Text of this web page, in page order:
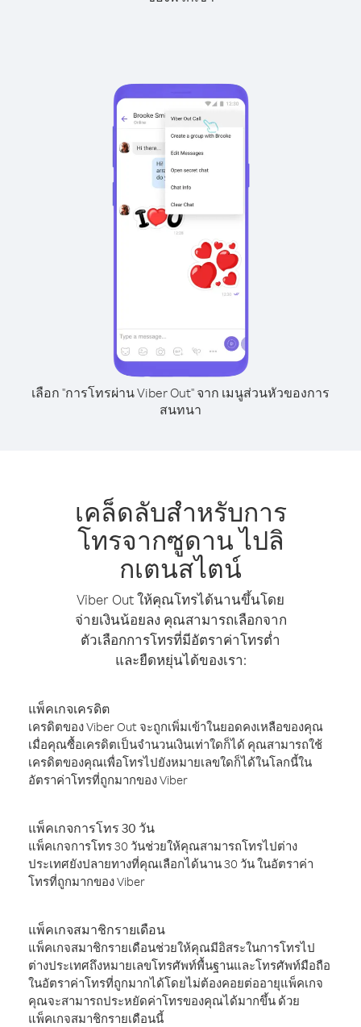
เลือก "การโทรผ่าน Viber Out" จาก เมนูส่วนหัวของการ
สนทนา
เคล็ดลับสำหรับการ
โทรจากซูดาน ไปลิ
กเตนสไตน์
Viber Out ให้คุณโทรได้นานขึ้นโดย
จ่ายเงินน้อยลง คุณสามารถเลือกจาก
ตัวเลือกการโทรที่มีอัตราค่าโทรต่ำ
และยืดหยุ่นได้ของเรา:
แพ็คเกจเครดิต
เครดิตของ Viber Out จะถูกเพิ่มเข้าในยอดคงเหลือของคุณ
เมื่อคุณซื้อเครดิตเป็นจำนวนเงินเท่าใดก็ได้ คุณสามารถใช้
เครดิตของคุณเพื่อโทรไปยังหมายเลขใดก็ได้ในโลกนี้ใน
อัตราค่าโทรที่ถูกมากของ Viber
แพ็คเกจการโทร 30 วัน
แพ็คเกจการโทร 30 วันช่วยให้คุณสามารถโทรไปต่าง
ประเทศยังปลายทางที่คุณเลือกได้นาน 30 วัน ในอัตราค่า
โทรที่ถูกมากของ Viber
แพ็คเกจสมาชิกรายเดือน
แพ็คเกจสมาชิกรายเดือนช่วยให้คุณมีอิสระในการโทรไป
ต่างประเทศถึงหมายเลขโทรศัพท์พื้นฐานและโทรศัพท์มือถือ
ในอัตราค่าโทรที่ถูกมากได้โดยไม่ต้องคอยต่ออายุแพ็คเกจ
คุณจะสามารถประหยัดค่าโทรของคุณได้มากขึ้น ด้วย
แพ็คเกจสมาชิกรายเดือนนี้